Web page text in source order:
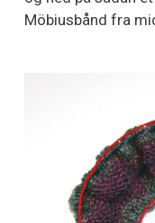
Möbiusbånd fra